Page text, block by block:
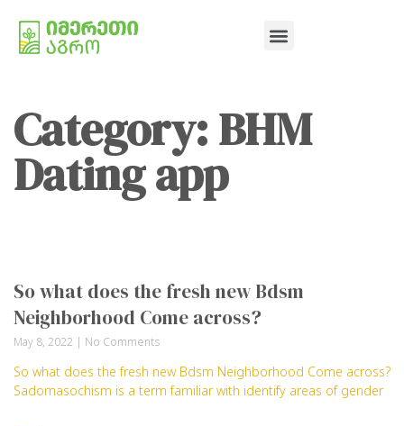
Category: BHM
Dating app
So what does the fresh new Bdsm
Neighborhood Come across?
May 8, 2022 No Comments
So what does the fresh new Bdsm Neighborhood Come across?
Sadomasochism is a term familiar with identify areas of gender